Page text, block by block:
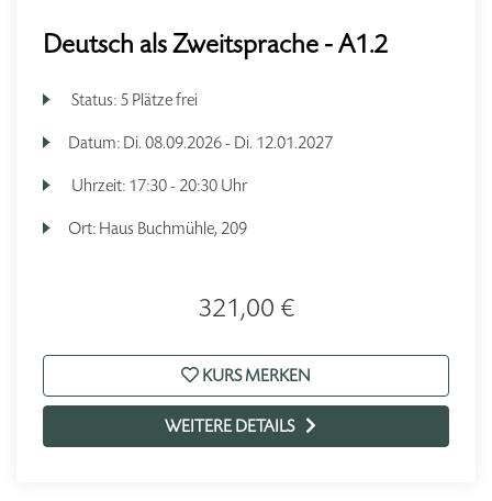
Deutsch als Zweitsprache - A1.2
Status: 5 Plätze frei
Datum: Di. 08.09.2026 - Di. 12.01.2027
Uhrzeit: 17:30 - 20:30 Uhr
Ort: Haus Buchmühle, 209
321,00 €
KURS MERKEN
WEITERE DETAILS